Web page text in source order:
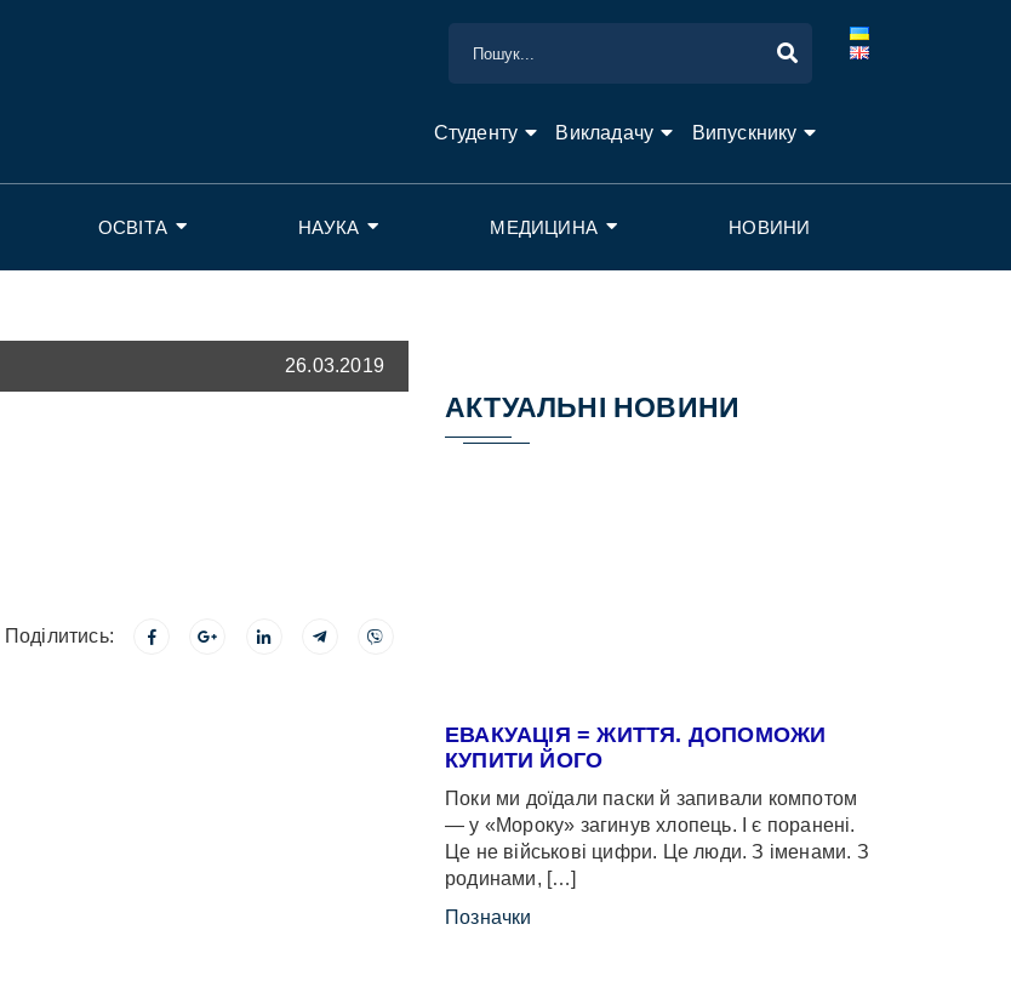
Студенту Викладачу Випускнику
ОСВІТА НАУКА МЕДИЦИНА НОВИНИ
26.03.2019
Поділитись:
АКТУАЛЬНІ НОВИНИ
ЕВАКУАЦІЯ = ЖИТТЯ. ДОПОМОЖИ
КУПИТИ ЙОГО
Поки ми доїдали паски й запивали компотом
— у «Мороку» загинув хлопець. І є поранені.
Це не військові цифри. Це люди. З іменами. З
родинами, […]
Позначки